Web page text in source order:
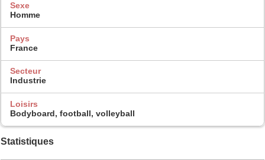
Sexe
Homme
Pays
France
Secteur
Industrie
Loisirs
Bodyboard, football, volleyball
Statistiques